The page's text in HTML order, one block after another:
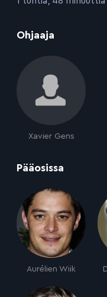
Ohjaaja
Xavier Gens
Pääosissa
Aurélien Wiik